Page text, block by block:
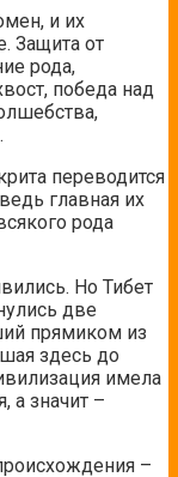
и их
Защита от
рода,
победа над
переводится
главная их
рода
Но Тибет
две
прямиком из
здесь до
имела
а значит –
–